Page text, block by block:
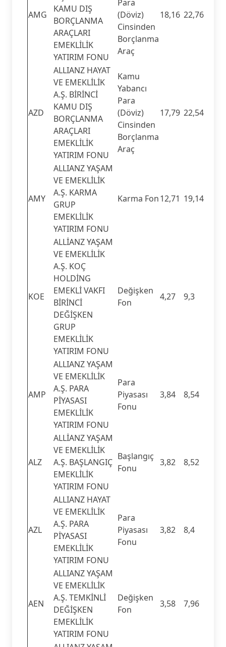
AMG
KAMU DIŞ
BORÇLANMA
ARAÇLARI
EMEKLİLİK
YATIRIM FONU
Para
(Döviz)
Cinsinden
Borçlanma
Araç
18,16 22,76
AZD
ALLIANZ HAYAT
VE EMEKLİLİK
A.Ş. BİRİNCİ
KAMU DIŞ
BORÇLANMA
ARAÇLARI
EMEKLİLİK
YATIRIM FONU
Kamu
Yabancı
Para
(Döviz)
Cinsinden
Borçlanma
Araç
17,79 22,54
AMY
ALLIANZ YAŞAM
VE EMEKLİLİK
A.Ş. KARMA
GRUP
EMEKLİLİK
YATIRIM FONU
Karma Fon12,71 19,14
KOE
ALLİANZ YAŞAM
VE EMEKLİLİK
A.Ş. KOÇ
HOLDİNG
EMEKLİ VAKFI
BİRİNCİ
DEĞİŞKEN
GRUP
EMEKLİLİK
YATIRIM FONU
Değişken
Fon
4,27 9,3
AMP
ALLIANZ YAŞAM
VE EMEKLİLİK
A.Ş. PARA
PİYASASI
EMEKLİLİK
YATIRIM FONU
Para
Piyasası
Fonu
3,84 8,54
ALZ
ALLİANZ YAŞAM
VE EMEKLİLİK
A.Ş. BAŞLANGIÇ
EMEKLİLİK
YATIRIM FONU
Başlangıç
Fonu
3,82 8,52
AZL
ALLIANZ HAYAT
VE EMEKLİLİK
A.Ş. PARA
PİYASASI
EMEKLİLİK
YATIRIM FONU
Para
Piyasası
Fonu
3,82 8,4
AEN
ALLIANZ YAŞAM
VE EMEKLİLİK
A.Ş. TEMKİNLİ
DEĞİŞKEN
EMEKLİLİK
YATIRIM FONU
Değişken
Fon
3,58 7,96